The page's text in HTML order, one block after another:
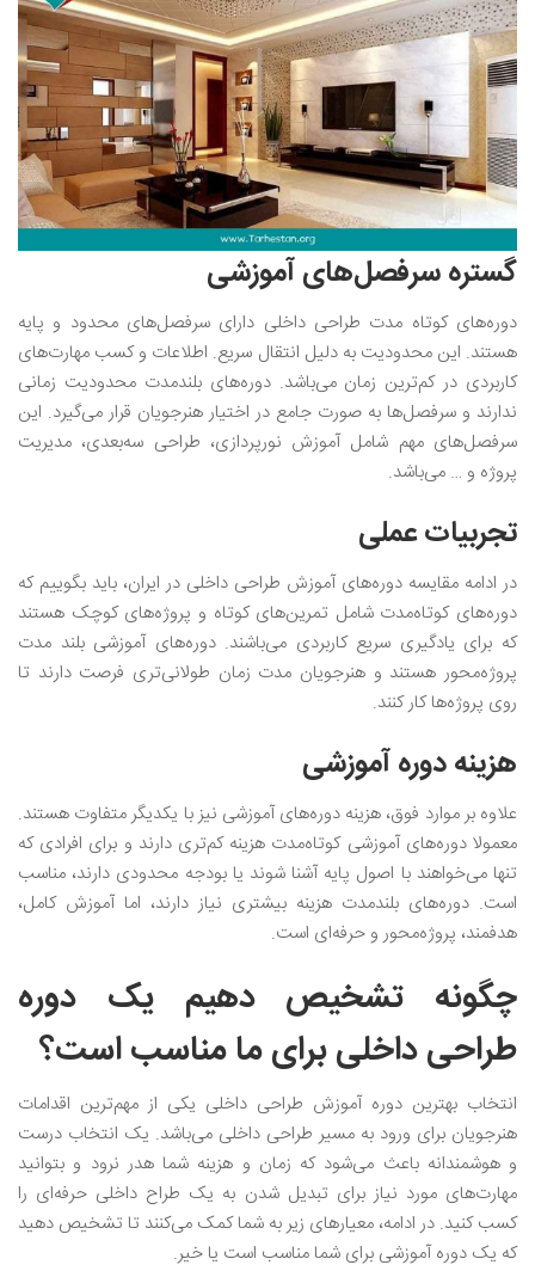
گستره سرفصل‌های آموزشی
دوره‌های کوتاه مدت طراحی داخلی دارای سرفصل‌های محدود و پایه
هستند. این محدودیت به دلیل انتقال سریع. اطلاعات و کسب مهارت‌های
کاربردی در کم‌ترین زمان می‌باشد. دوره‌های بلندمدت محدودیت زمانی
ندارند و سرفصل‌ها به صورت جامع در اختیار هنرجویان قرار می‌گیرد. این
سرفصل‌های مهم شامل آموزش نورپردازی، طراحی سه‌بعدی، مدیریت
پروژه و … می‌باشد.
تجربیات عملی
در ادامه مقایسه دوره‌های آموزش طراحی داخلی در ایران، باید بگوییم که
دوره‌های کوتاه‌مدت شامل تمرین‌های کوتاه و پروژه‌های کوچک هستند
که برای یادگیری سریع کاربردی می‌باشند. دوره‌های آموزشی بلند مدت
پروژه‌محور هستند و هنرجویان مدت زمان طولانی‌تری فرصت دارند تا
روی پروژه‌ها کار کنند.
هزینه دوره آموزشی
علاوه بر موارد فوق، هزینه دوره‌های آموزشی نیز با یکدیگر متفاوت هستند.
معمولا دوره‌های آموزشی کوتاه‌مدت هزینه کم‌تری دارند و برای افرادی که
تنها می‌خواهند با اصول پایه آشنا شوند یا بودجه محدودی دارند، مناسب
است. دوره‌های بلندمدت هزینه بیشتری نیاز دارند، اما آموزش کامل،
هدفمند، پروژه‌محور و حرفه‌ای است.
چگونه تشخیص دهیم یک دوره
طراحی داخلی برای ما مناسب است؟
انتخاب بهترین دوره آموزش طراحی داخلی یکی از مهم‌ترین اقدامات
هنرجویان برای ورود به مسیر طراحی داخلی می‌باشد. یک انتخاب درست
و هوشمندانه باعث می‌شود که زمان و هزینه شما هدر نرود و بتوانید
مهارت‌های مورد نیاز برای تبدیل شدن به یک طراح داخلی حرفه‌ای را
کسب کنید. در ادامه، معیارهای زیر به شما کمک می‌کنند تا تشخیص دهید
که یک دوره آموزشی برای شما مناسب است یا خیر.